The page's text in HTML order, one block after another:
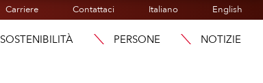
Carriere Contattaci Italiano English
SOSTENIBILITÀ PERSONE NOTIZIE